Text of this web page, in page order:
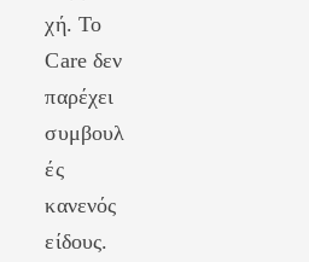
χή. Το
Care δεν
παρέχει
συμβουλ
ές
κανενός
είδους.